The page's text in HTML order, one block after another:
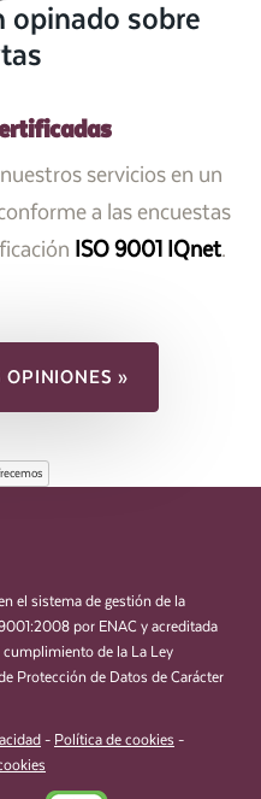
sobre
servicios en un
a las encuestas
ISO 9001 IQnet.
OPINIONES »
el sistema de gestión de la
por ENAC y acreditada
cumplimiento de la La Ley
Protección de Datos de Carácter
- Política de cookies -